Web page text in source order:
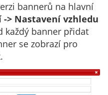
bannerů na hlavní
-> Nastavení vzhledu
každý banner přidat
se zobrazí pro